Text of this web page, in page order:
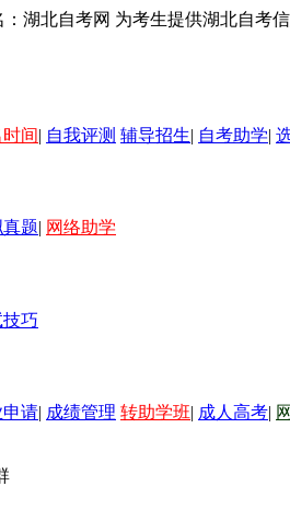
湖北自考网 为考生提供湖北自考
间| 自我评测 辅导招生| 自考助学|
题| 网络助学
巧
请| 成绩管理 转助学班| 成人高考|